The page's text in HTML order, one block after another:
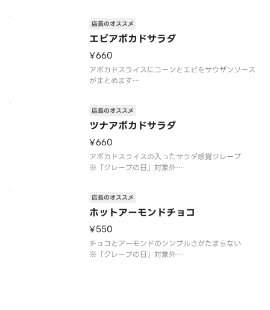
※注文個数が一度に合計10個以上になる際は、商品
のご準備に時間を要しますので、予約配達がおすす
アレルゲン情
エビアボカドサラダ
店長のオススメ
¥660
アボカドスライスにコーンとエビをサウザンソース
がまとめます
※注文個数が一度に合計10個以上になる際は、商品
のご準備に時間を要しますので、予約配達がおすす
アレルゲン情報：卵・乳・小麦・えび・大豆・
ツナアボカドサラダ
店長のオススメ
¥660
アボカドスライスの入ったサラダ感覚クレープ
※「クレープの日」対象外
のご準備に時間を要しますので、予約配達がおすす
めです
ホットアーモンドチョコ
店長のオススメ
¥550
チョコとアーモンドのシンプルさがたまらない
※「クレープの日」対象外